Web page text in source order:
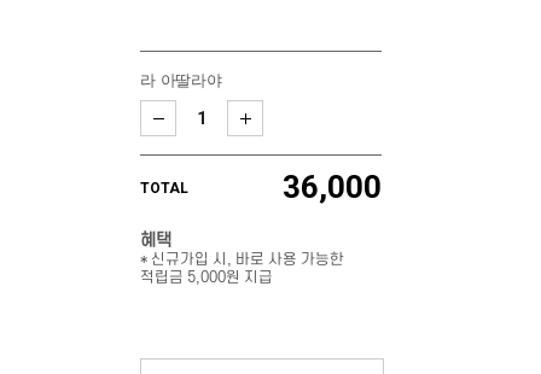
라 아딸라야
TOTAL 36,000
혜택
* 신규가입 시, 바로 사용 가능한
적립금 5,000원 지급